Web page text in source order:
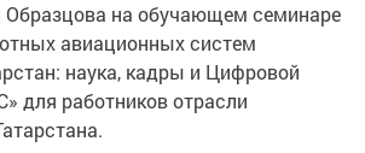
на обучающем семинаре
авиационных систем
наука, кадры и Цифровой
для работников отрасли